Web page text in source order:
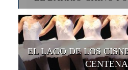
EL LAGO DE LOS